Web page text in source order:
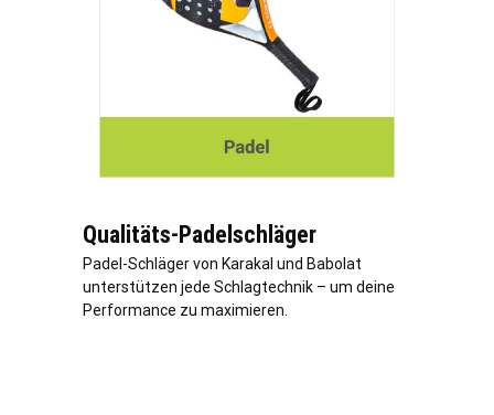
Qualitäts-Padelschläger
Padel-Schläger von Karakal und Babolat
unterstützen jede Schlagtechnik – um deine
Performance zu maximieren.